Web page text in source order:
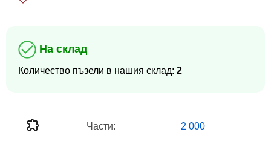
На склад
Количество пъзели в нашия склад: 2
Части: 2 000